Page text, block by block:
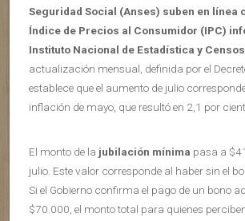
Seguridad Social (Anses) suben en línea
Índice de Precios al Consumidor (IPC)
Instituto Nacional de Estadística y
actualización mensual, definida por el
establece que el aumento de julio
inflación de mayo, que resultó en 2,1 por
El monto de la jubilación mínima pasa a
julio. Este valor corresponde al haber sin el
Si el Gobierno confirma el pago de un bono
$70.000, el monto total para quienes